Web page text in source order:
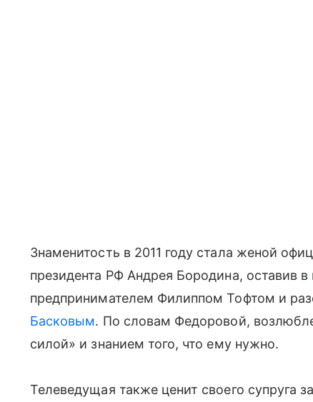
Знаменитость в 2011 году стала женой
президента РФ Андрея Бородина, оставив
предпринимателем Филиппом Тофтом и
Басковым. По словам Федоровой,
силой» и знанием того, что ему нужно.
Телеведущая также ценит своего супруга